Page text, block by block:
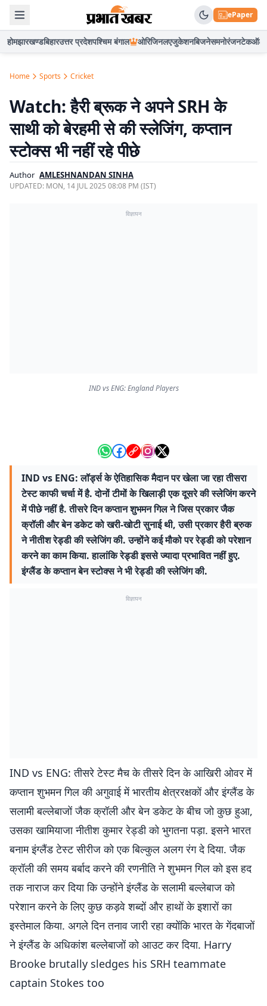
ePaper
होमझारखण्डबिहारउत्तर प्रदेशपश्चिम बंगाल ओरिजिनलएजुकेशनबिजनेसमनोरंजनटेकऑटो
Home Sports Cricket
Watch: हैरी ब्रूक ने अपने SRH के
साथी को बेरहमी से की स्लेजिंग, कप्तान
स्टोक्स भी नहीं रहे पीछे
Author AMLESHNANDAN SINHA
UPDATED: MON, 14 JUL 2025 08:08 PM (IST)
विज्ञापन
IND vs ENG: England Players
IND vs ENG: लॉर्ड्स के ऐतिहासिक मैदान पर खेला जा रहा तीसरा
टेस्ट काफी चर्चा में है. दोनों टीमों के खिलाड़ी एक दूसरे की स्लेजिंग करने
में पीछे नहीं है. तीसरे दिन कप्तान शुभमन गिल ने जिस प्रकार जैक
क्रॉली और बेन डकेट को खरी-खोटी सुनाई थी, उसी प्रकार हैरी ब्रुक
ने नीतीश रेड्डी की स्लेजिंग की. उन्होंने कई मौको पर रेड्डी को परेशान
करने का काम किया. हालांकि रेड्डी इससे ज्यादा प्रभावित नहीं हुए.
इंग्लैंड के कप्तान बेन स्टोक्स ने भी रेड्डी की स्लेजिंग की.
विज्ञापन
IND vs ENG: तीसरे टेस्ट मैच के तीसरे दिन के आखिरी ओवर में
कप्तान शुभमन गिल की अगुवाई में भारतीय क्षेत्ररक्षकों और इंग्लैंड के
सलामी बल्लेबाजों जैक क्रॉली और बेन डकेट के बीच जो कुछ हुआ,
उसका खामियाजा नीतीश कुमार रेड्डी को भुगतना पड़ा. इसने भारत
बनाम इंग्लैंड टेस्ट सीरीज को एक बिल्कुल अलग रंग दे दिया. जैक
क्रॉली की समय बर्बाद करने की रणनीति ने शुभमन गिल को इस हद
तक नाराज कर दिया कि उन्होंने इंग्लैंड के सलामी बल्लेबाज को
परेशान करने के लिए कुछ कड़वे शब्दों और हाथों के इशारों का
इस्तेमाल किया. अगले दिन तनाव जारी रहा क्योंकि भारत के गेंदबाजों
ने इंग्लैंड के अधिकांश बल्लेबाजों को आउट कर दिया. Harry
Brooke brutally sledges his SRH teammate
captain Stokes too